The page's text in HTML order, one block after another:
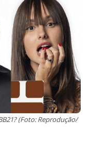
(Foto: Reprodução/